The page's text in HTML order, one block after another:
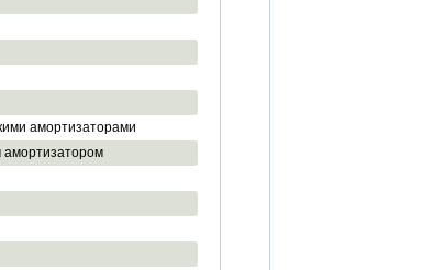
амортизаторами
амортизатором